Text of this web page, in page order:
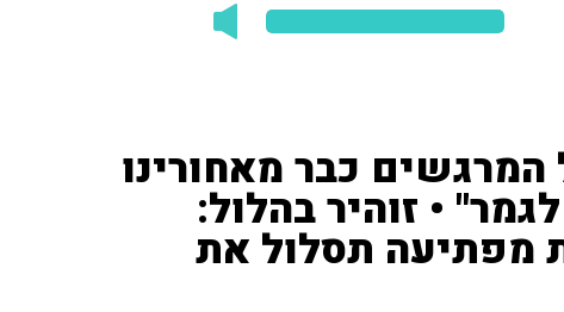
כבר מאחורינו
• זוהיר בהלול:
מפתיעה תסלול את